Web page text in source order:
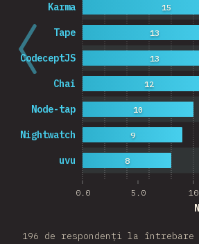
0.0 5.0 10
uvu
Nightwatch
Node-tap
Chai
CodeceptJS
Tape
Karma
8
9
10
12
13
13
15
196 de respondenți la întrebare